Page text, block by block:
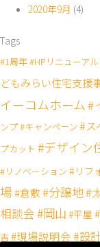
2020年9月 (4)
Tags
#1周年#HPリニューアル
どもみらい住宅支援
イーコムホーム #
ンプ#キャンペーン#ス
プカット #デザイン
#リノベーション #リフ
場#倉敷#分譲地#
相談会#岡山 #平屋
吉#現場説明会#設